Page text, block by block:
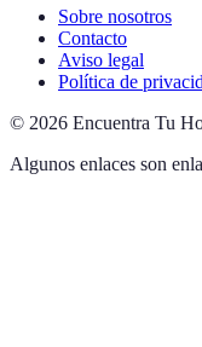
Sobre nosotros
Contacto
Aviso legal
Política de
© 2026 Encuentra Tu
Algunos enlaces son